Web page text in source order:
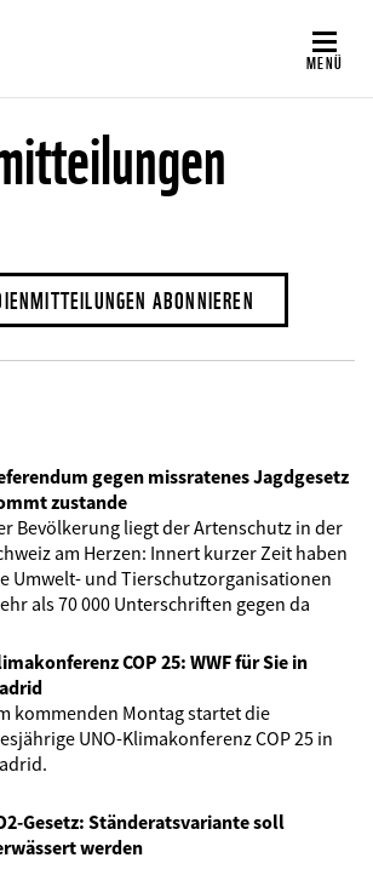
MENÜ
ABONNIEREN
gegen missratenes Jagdgesetz
zustande
Bevölkerung liegt der Artenschutz in der
am Herzen: Innert kurzer Zeit haben
Umwelt- und Tierschutzorganisationen
als 70 000 Unterschriften gegen da
COP 25: WWF für Sie in
kommenden Montag startet die
UNO-Klimakonferenz COP 25 in
Gesetz: Ständeratsvariante soll
werden